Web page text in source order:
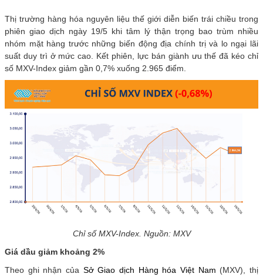
Thị trường hàng hóa nguyên liệu thế giới diễn biến trái chiều trong
phiên giao dịch ngày 19/5 khi tâm lý thận trọng bao trùm nhiều
nhóm mặt hàng trước những biến động địa chính trị và lo ngại lãi
suất duy trì ở mức cao. Kết phiên, lực bán giành ưu thế đã kéo chỉ
số MXV-Index giảm gần 0,7% xuống 2.965 điểm.
Chỉ số MXV-Index. Nguồn: MXV
Giá dầu giảm khoảng 2%
Theo ghi nhận của Sở Giao dịch Hàng hóa Việt Nam (MXV), thị